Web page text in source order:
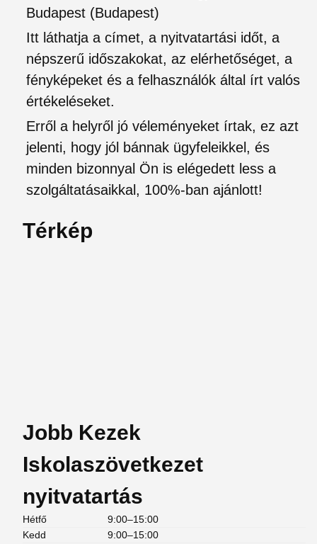
Budapest (Budapest)
Itt láthatja a címet, a nyitvatartási időt, a
népszerű időszakokat, az elérhetőséget, a
fényképeket és a felhasználók által írt valós
értékeléseket.
Erről a helyről jó véleményeket írtak, ez azt
jelenti, hogy jól bánnak ügyfeleikkel, és
minden bizonnyal Ön is elégedett less a
szolgáltatásaikkal, 100%-ban ajánlott!
Térkép
Jobb Kezek
Iskolaszövetkezet
nyitvatartás
Hétfő
9:00–15:00
Kedd
9:00–15:00